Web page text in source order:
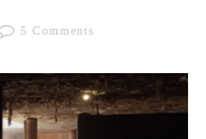
5 Comments